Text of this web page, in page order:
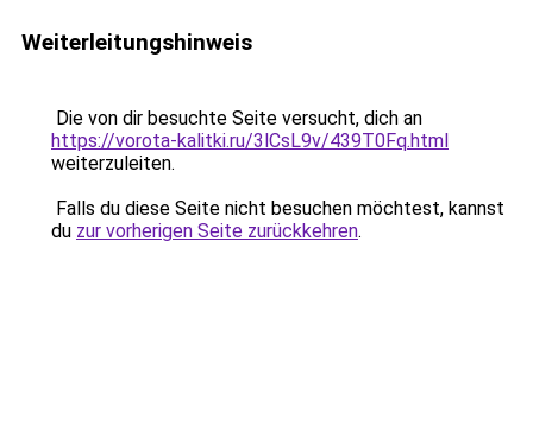
Weiterleitungshinweis
Die von dir besuchte Seite versucht, dich an
https://vorota-kalitki.ru/3lCsL9v/439T0Fq.html
weiterzuleiten.
Falls du diese Seite nicht besuchen möchtest, kannst
du zur vorherigen Seite zurückkehren.